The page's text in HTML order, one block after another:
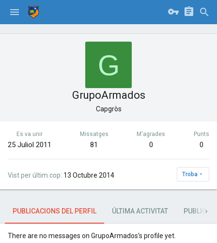
G
GrupoArmados
Capgròs
Es va unir
25 Juliol 2011
Missatges
81
M'agrades
0
Punts
0
Vist per últim cop 13 Octubre 2014 Troba
PUBLICACIONS DEL PERFIL ÚLTIMA ACTIVITAT
There are no messages on GrupoArmados's profile yet.